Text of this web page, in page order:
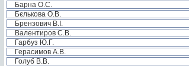
Барна О.С.
Бєлькова О.В.
Брензович В.І.
Валентиров С.В.
Гарбуз Ю.Г.
Герасимов А.В.
Голуб В.В.